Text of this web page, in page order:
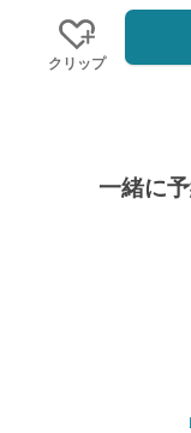
クリップ
一緒に